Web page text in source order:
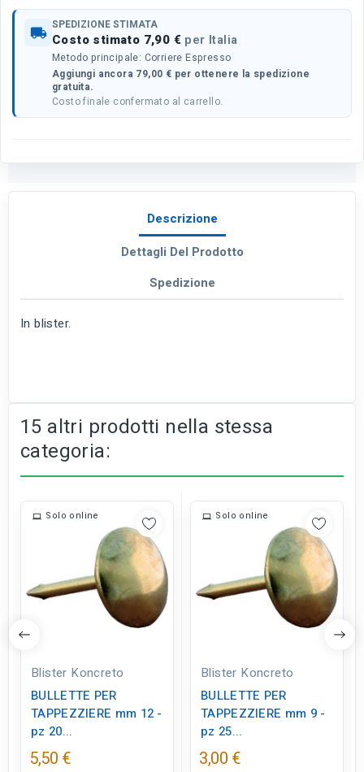
local_shipping SPEDIZIONE STIMATA
Costo stimato 7,90 € per Italia
Metodo principale: Corriere Espresso
Aggiungi ancora 79,00 € per ottenere la spedizione
gratuita.
Costo finale confermato al carrello.
Descrizione
Dettagli Del Prodotto
Spedizione
In blister.
15 altri prodotti nella stessa
categoria:
Solo online
Blister Koncreto
BULLETTE PER
TAPPEZZIERE mm 12 -
pz 20...
5,50 €
Solo online
Blister Koncreto
BULLETTE PER
TAPPEZZIERE mm 9 -
pz 25...
3,00 €